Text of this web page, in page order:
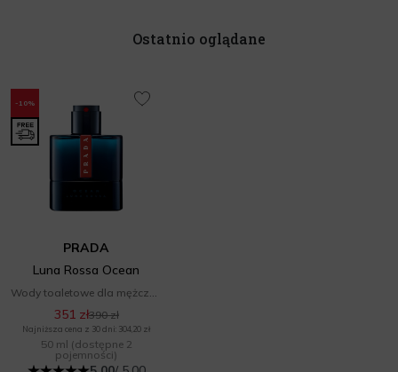
Ostatnio oglądane
-10%
PRADA
Luna Rossa Ocean
351 zł390 zł
Najniższa cena z 30 dni: 304,20 zł
50 ml (dostępne 2
pojemności)